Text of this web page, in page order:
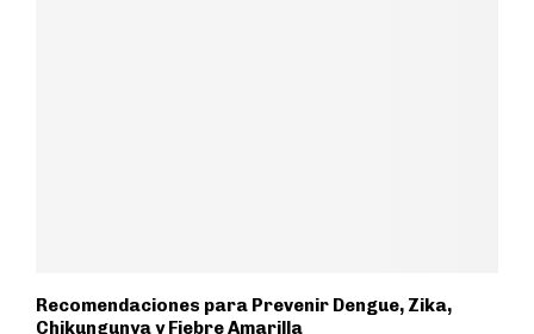
Recomendaciones para Prevenir Dengue, Zika,
Chikungunya y Fiebre Amarilla